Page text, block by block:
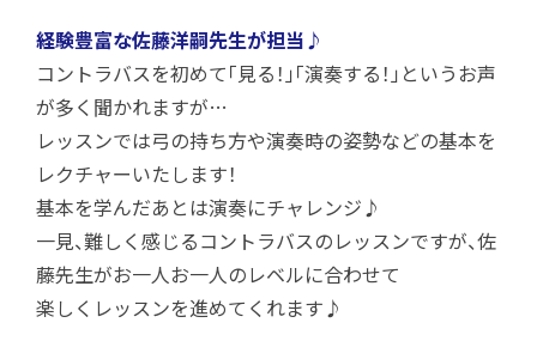
経験豊富な佐藤洋嗣先生が担当♪
コントラバスを初めて「見る！」「演奏する！」というお声
が多く聞かれますが…
レッスンでは弓の持ち方や演奏時の姿勢などの基本を
レクチャーいたします！
基本を学んだあとは演奏にチャレンジ♪
一見、難しく感じるコントラバスのレッスンですが、佐
藤先生がお一人お一人のレベルに合わせて
楽しくレッスンを進めてくれます♪